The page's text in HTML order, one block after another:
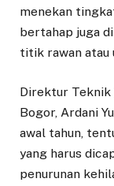
menekan
bertahap juga
titik rawan atau
Direktur Teknik
Bogor, Ardani
awal tahun,
yang harus
penurunan